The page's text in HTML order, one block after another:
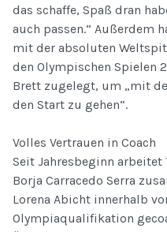
das schaffe, Spaß dran
auch passen.“ Außerdem
mit der absoluten
den Olympischen Spielen
Brett zugelegt, um „mit
den Start zu gehen“.
Volles Vertrauen in Coach
Seit Jahresbeginn
Borja Carracedo Serra
Lorena Abicht innerhalb
Olympiaqualifikation